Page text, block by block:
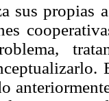
sus propias